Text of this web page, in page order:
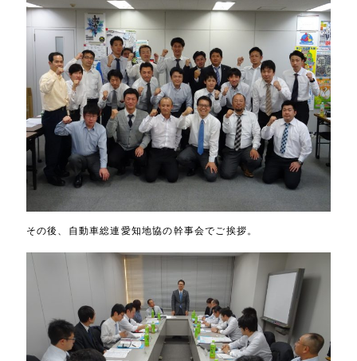
その後、自動車総連愛知地協の幹事会でご挨拶。